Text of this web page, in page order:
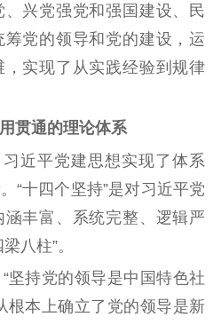
兴党强党和强国建设、民
党的领导和党的建设，运
实现了从实践经验到规律
贯通的理论体系
近平党建思想实现了体系
“十四个坚持”是对习近平党
丰富、系统完整、逻辑严
八柱”。
持党的领导是中国特色社
根本上确立了党的领导是新